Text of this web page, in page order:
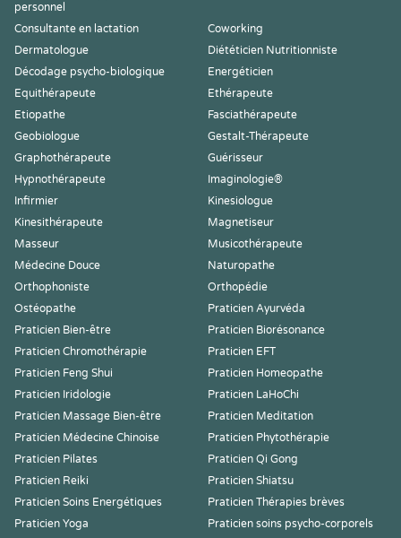
personnel
Consultante en lactation
Coworking
Dermatologue
Diététicien Nutritionniste
Décodage psycho-biologique
Energéticien
Equithérapeute
Ethérapeute
Etiopathe
Fasciathérapeute
Geobiologue
Gestalt-Thérapeute
Graphothérapeute
Guérisseur
Hypnothérapeute
Imaginologie®
Infirmier
Kinesiologue
Kinesithérapeute
Magnetiseur
Masseur
Musicothérapeute
Médecine Douce
Naturopathe
Orthophoniste
Orthopédie
Ostéopathe
Praticien Ayurvéda
Praticien Bien-être
Praticien Biorésonance
Praticien Chromothérapie
Praticien EFT
Praticien Feng Shui
Praticien Homeopathe
Praticien Iridologie
Praticien LaHoChi
Praticien Massage Bien-être
Praticien Meditation
Praticien Médecine Chinoise
Praticien Phytothérapie
Praticien Pilates
Praticien Qi Gong
Praticien Reiki
Praticien Shiatsu
Praticien Soins Energétiques
Praticien Thérapies brèves
Praticien Yoga
Praticien soins psycho-corporels